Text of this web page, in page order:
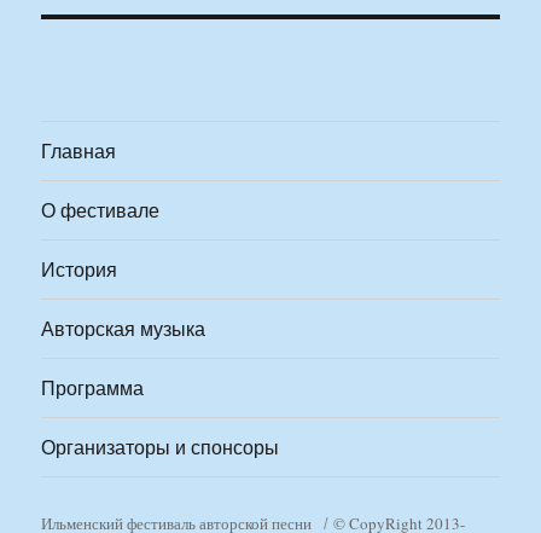
Главная
О фестивале
История
Авторская музыка
Программа
Организаторы и спонсоры
Ильменский фестиваль авторской песни © CopyRight 2013-